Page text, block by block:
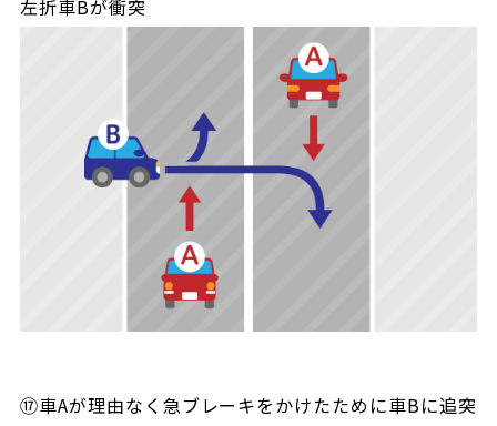
左折車Bが衝突
⑰車Aが理由なく急ブレーキをかけたために車Bに追突